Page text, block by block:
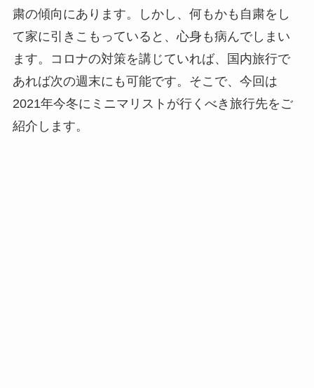
粛の傾向にあります。しかし、何もかも自粛をし
て家に引きこもっていると、心身も病んでしまい
ます。コロナの対策を講じていれば、国内旅行で
あれば次の週末にも可能です。そこで、今回は
2021年今冬にミニマリストが行くべき旅行先をご
紹介します。